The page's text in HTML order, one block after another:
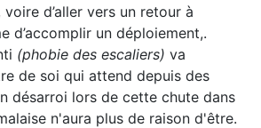
d’aller vers un retour à
d’accomplir un déploiement,.
(phobie des escaliers) va
de soi qui attend depuis des
désarroi lors de cette chute dans
n'aura plus de raison d'être.